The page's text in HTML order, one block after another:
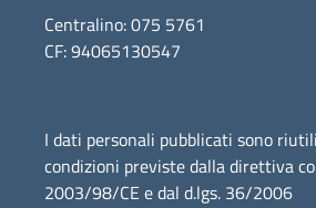
Centralino: 075 5761
CF: 94065130547
I dati personali pubblicati sono
condizioni previste dalla direttiva
2003/98/CE e dal d.lgs. 36/2006